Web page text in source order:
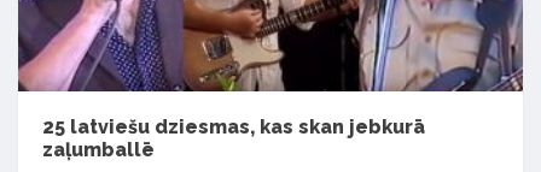
25 latviešu dziesmas, kas skan jebkurā
zaļumballē